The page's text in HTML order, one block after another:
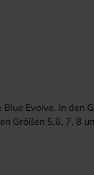
Evolve. In den
Größen 5,6, 7, 8